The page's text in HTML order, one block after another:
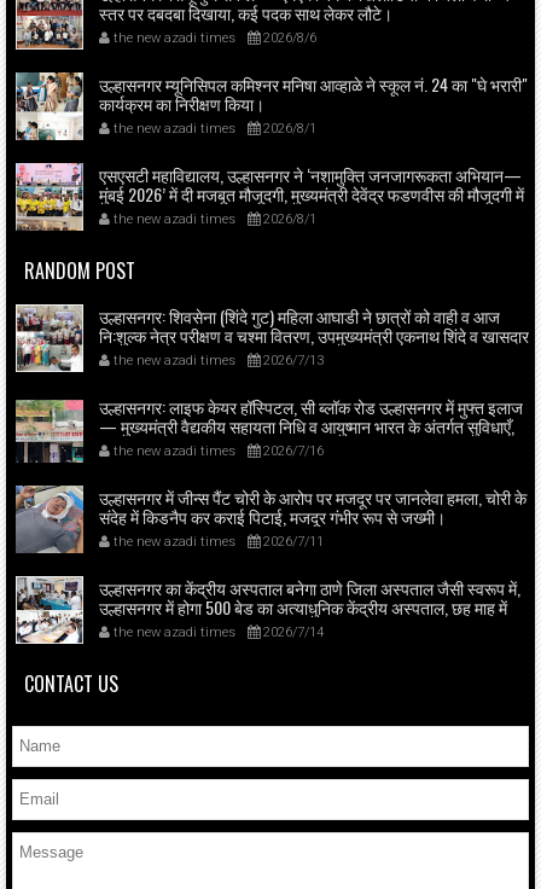
स्तर पर दबदबा दिखाया, कई पदक साथ लेकर लौटे।
the new azadi times 2026/8/6
उल्हासनगर म्यूनिसिपल कमिश्नर मनिषा आव्हाळे ने स्कूल नं. 24 का "घे भरारी"
कार्यक्रम का निरीक्षण किया।
the new azadi times 2026/8/1
एसएसटी महाविद्यालय, उल्हासनगर ने ‘नशामुक्ति जनजागरूकता अभियान—
मुंबई 2026’ में दी मजबूत मौजूदगी, मुख्यमंत्री देवेंद्र फडणवीस की मौजूदगी में
मुंबई के एनएससीआई डोम में आयोजित शपथ ग्रहण समारोह का लाइव
प्रसारण उल्हासनगर में भी दिखाया गया; छात्रों ने प्रत्यक्ष व ऑनलाइन
the new azadi times 2026/8/1
RANDOM POST
उल्हासनगर: शिवसेना (शिंदे गुट) महिला आघाडी ने छात्रों को वाही व आज
नि:शुल्क नेत्र परीक्षण व चश्मा वितरण, उपमुख्यमंत्री एकनाथ शिंदे व खासदार
श्रीकांत शिंदे के मार्गदर्शन में महिला आघाड़ी शिवसेना (शिंदे गुट) का सामाजिक
कार्य, सरकारी व नागरिक प्रतिनिधियों की बड़ी उपस्थिति।
the new azadi times 2026/7/13
उल्हासनगर: लाइफ केयर हॉस्पिटल, सी ब्लॉक रोड उल्हासनगर में मुफ्त इलाज
— मुख्यमंत्री वैद्यकीय सहायता निधि व आयुष्मान भारत के अंतर्गत सुविधाएँ,
लाइफ केयर में मुफ्त डायलिसिस व 24×7 लैब, महत्मा फुले जन आरोग्य योजना
के तहत भी मरीजों को इलाज; 50 बेड व दो आधुनिक ऑपरेशन थिएटर
the new azadi times 2026/7/16
उल्हासनगर में जीन्स पैंट चोरी के आरोप पर मजदूर पर जानलेवा हमला, चोरी के
संदेह में किडनैप कर कराई पिटाई, मजदूर गंभीर रूप से जख्मी।
the new azadi times 2026/7/11
उल्हासनगर का केंद्रीय अस्पताल बनेगा ठाणे जिला अस्पताल जैसी स्वरूप में,
उल्हासनगर में होगा 500 बेड का अत्याधुनिक केंद्रीय अस्पताल, छह माह में
ESIC सेवा शुरू, सांसद डॉ. शिंदे व स्वास्थ्य मंत्री प्रकाश आबिटकर ने किया
अस्पताल का निरीक्षण; बड़े सुधारों का ऐलान।
the new azadi times 2026/7/14
CONTACT US